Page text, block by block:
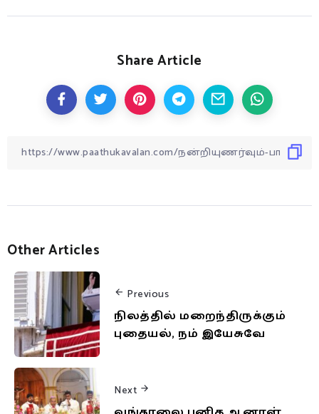
Share Article
Other Articles
Previous
நிலத்தில் மறைந்திருக்கும்
புதையல், நம் இயேசுவே
Next